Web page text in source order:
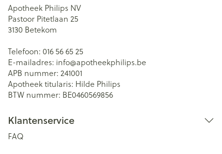
Apotheek Philips NV
Pastoor Pitetlaan 25
3130 Betekom
Telefoon: 016 56 65 25
E-mailadres: info@apotheekphilips.be
APB nummer: 241001
Apotheek titularis: Hilde Philips
BTW nummer: BE0460569856
Klantenservice
FAQ